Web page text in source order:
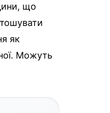
що
як
Можуть